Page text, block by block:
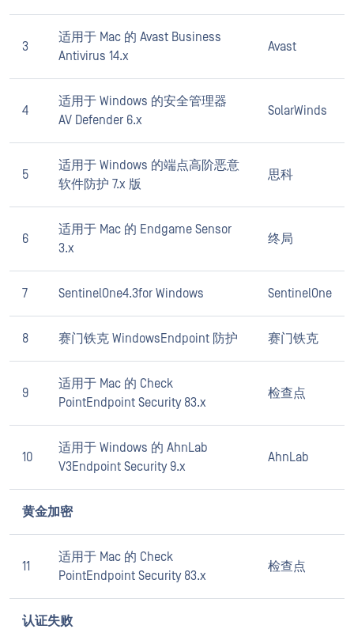
3
适用于 Mac 的 Avast Business
Antivirus 14.x
Avast
4
适用于 Windows 的安全管理器
AV Defender 6.x
SolarWinds
5
适用于 Windows 的端点高阶恶意
软件防护 7.x 版
思科
6
适用于 Mac 的 Endgame Sensor
3.x
终局
7 SentinelOne4.3for Windows SentinelOne
8 赛门铁克 WindowsEndpoint 防护 赛门铁克
9
适用于 Mac 的 Check
PointEndpoint Security 83.x
检查点
10
适用于 Windows 的 AhnLab
V3Endpoint Security 9.x
AhnLab
黄金加密
11
适用于 Mac 的 Check
PointEndpoint Security 83.x
检查点
认证失败